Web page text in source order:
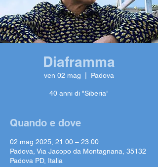
Diaframma
ven 02 mag Padova
40 anni di "Siberia"
Quando e dove
02 mag 2025, 21:00 – 23:00
Padova, Via Jacopo da Montagnana, 35132
Padova PD, Italia